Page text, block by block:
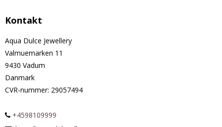
Kontakt
Aqua Dulce Jewellery
Valmuemarken 11
9430 Vadum
Danmark
CVR-nummer: 29057494
+4598109999